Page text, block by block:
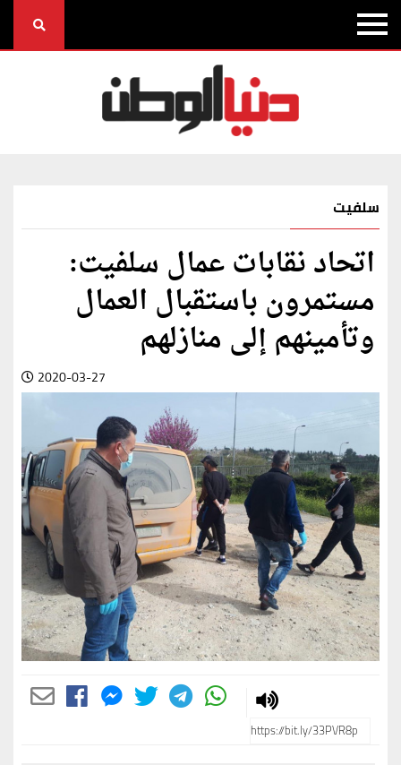
سلفيت
اتحاد نقابات عمال سلفيت:
مستمرون باستقبال العمال
وتأمينهم إلى منازلهم
2020-03-27